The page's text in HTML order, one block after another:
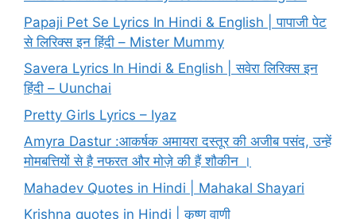
Papaji Pet Se Lyrics In Hindi & English | पापाजी पेट
से लिरिक्स इन हिंदी – Mister Mummy
Savera Lyrics In Hindi & English | सवेरा लिरिक्स इन
हिंदी – Uunchai
Pretty Girls Lyrics – Iyaz
Amyra Dastur :आकर्षक अमायरा दस्तूर की अजीब पसंद, उन्हें
मोमबत्तियों से है नफरत और मोज़े की हैं शौकीन ।
Mahadev Quotes in Hindi | Mahakal Shayari
Krishna quotes in Hindi | कृष्ण वाणी